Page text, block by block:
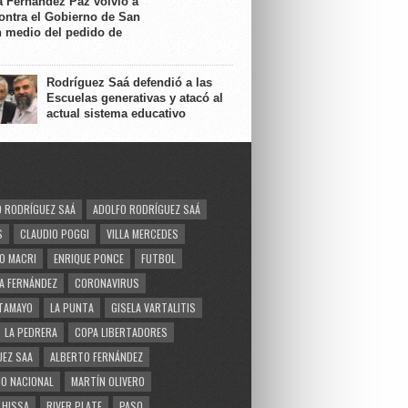
el Gobierno de San
medio del pedido de
Rodríguez Saá defendió a las
Escuelas generativas y atacó al
actual sistema educativo
RODRÍGUEZ SAÁ
ADOLFO RODRÍGUEZ SAÁ
CLAUDIO POGGI
VILLA MERCEDES
MACRI
ENRIQUE PONCE
FUTBOL
FERNÁNDEZ
CORONAVIRUS
LA PUNTA
GISELA VARTALITIS
LA PEDRERA
COPA LIBERTADORES
SAA
ALBERTO FERNÁNDEZ
NACIONAL
MARTÍN OLIVERO